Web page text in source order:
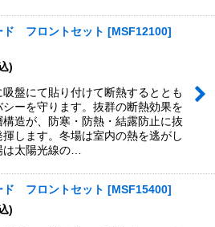
ド フロントセット [MSF12100]
)
盤にて貼り付けて断熱するととも
シーを守ります。抜群の断熱効果を
造が、防寒・防熱・結露防止に抜
します。冬場は室内の熱を逃がし
は太陽光線の…
ド フロントセット [MSF15400]
)